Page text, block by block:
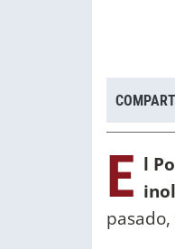
E l